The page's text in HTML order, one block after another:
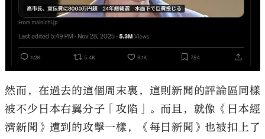
然而，在過去的這個周末裏，這則新聞的評論區同樣
被不少日本右翼分子「攻陷」。而且，就像《日本經
濟新聞》遭到的攻擊一樣，《每日新聞》也被扣上了